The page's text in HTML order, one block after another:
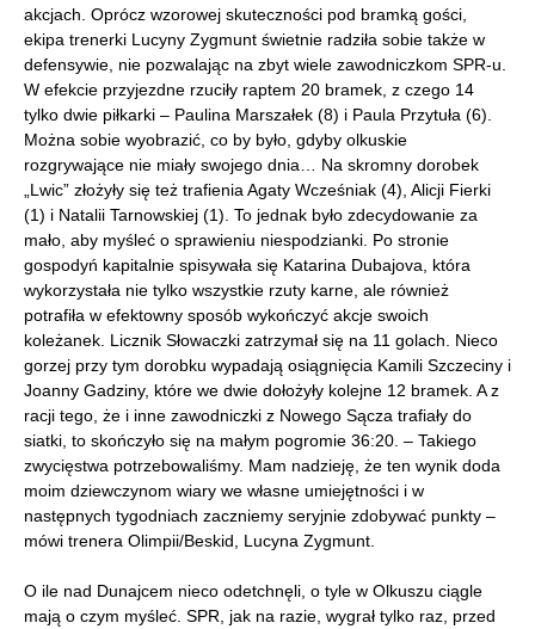
akcjach. Oprócz wzorowej skuteczności pod bramką gości,
ekipa trenerki Lucyny Zygmunt świetnie radziła sobie także w
defensywie, nie pozwalając na zbyt wiele zawodniczkom SPR-u.
W efekcie przyjezdne rzuciły raptem 20 bramek, z czego 14
tylko dwie piłkarki – Paulina Marszałek (8) i Paula Przytuła (6).
Można sobie wyobrazić, co by było, gdyby olkuskie
rozgrywające nie miały swojego dnia… Na skromny dorobek
„Lwic” złożyły się też trafienia Agaty Wcześniak (4), Alicji Fierki
(1) i Natalii Tarnowskiej (1). To jednak było zdecydowanie za
mało, aby myśleć o sprawieniu niespodzianki. Po stronie
gospodyń kapitalnie spisywała się Katarina Dubajova, która
wykorzystała nie tylko wszystkie rzuty karne, ale również
potrafiła w efektowny sposób wykończyć akcje swoich
koleżanek. Licznik Słowaczki zatrzymał się na 11 golach. Nieco
gorzej przy tym dorobku wypadają osiągnięcia Kamili Szczeciny i
Joanny Gadziny, które we dwie dołożyły kolejne 12 bramek. A z
racji tego, że i inne zawodniczki z Nowego Sącza trafiały do
siatki, to skończyło się na małym pogromie 36:20. – Takiego
zwycięstwa potrzebowaliśmy. Mam nadzieję, że ten wynik doda
moim dziewczynom wiary we własne umiejętności i w
następnych tygodniach zaczniemy seryjnie zdobywać punkty –
mówi trenera Olimpii/Beskid, Lucyna Zygmunt.
O ile nad Dunajcem nieco odetchnęli, o tyle w Olkuszu ciągle
mają o czym myśleć. SPR, jak na razie, wygrał tylko raz, przed